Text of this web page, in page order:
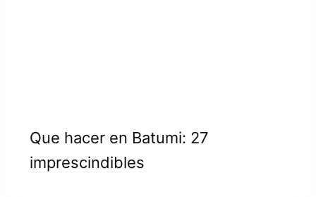
Que hacer en Batumi: 27
imprescindibles